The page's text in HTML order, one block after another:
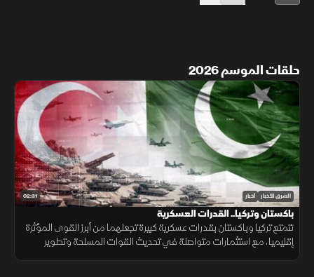
حلقات الموسم 2026
02:31 الشرق للأخبار أخبار
باكستان وتركيا.. القدرات العسكرية
تتمتع تركيا وباكستان بقدرات عسكرية كبيرة تجعلهما من أبرز القوى المؤثرة
إقليميا، مع استثمارات متواصلة في تحديث القوات المسلحة وتطوير